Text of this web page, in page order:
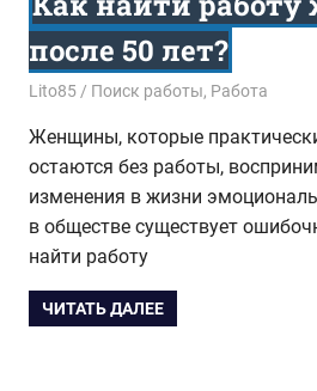
после 50 лет?
01.02.2016
Lito85 Поиск работы, Работа
Женщины, которые
остаются без работы,
изменения в жизни
в обществе существует
найти работу
ЧИТАТЬ ДАЛЕЕ